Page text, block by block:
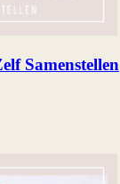
Samenstellen